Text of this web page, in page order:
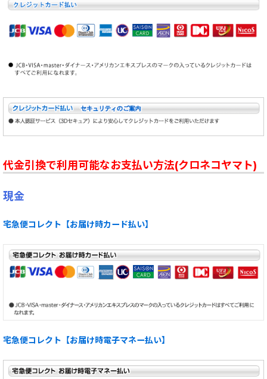
代金引換で利用可能なお支払い方法(クロネコヤマト)
現金
宅急便コレクト【お届け時カード払い】
宅急便コレクト【お届け時電子マネー払い】